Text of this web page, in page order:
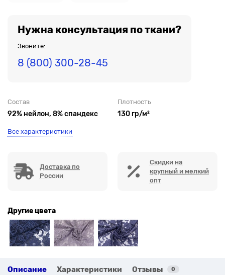
Нужна консультация по ткани?
Звоните:
8 (800) 300-28-45
Состав
92% нейлон, 8% спандекс
Плотность
130 гр/м²
Все характеристики
Доставка по
России
Скидки на
крупный и мелкий
опт
Другие цвета
Описание Характеристики Отзывы 0